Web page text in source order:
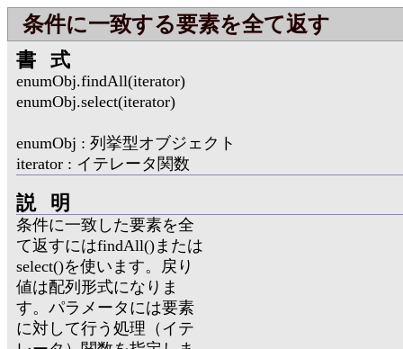
条件に一致する要素を全て返す
書式
enumObj.findAll(iterator)
enumObj.select(iterator)
enumObj : 列挙型オブジェクト
iterator : イテレータ関数
説明
条件に一致した要素を全
て返すにはfindAll()または
select()を使います。戻り
値は配列形式になりま
す。パラメータには要素
に対して行う処理（イテ